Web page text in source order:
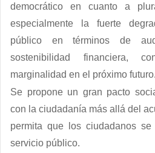
democrático en cuanto a
especialmente la fuerte
público en términos de
sostenibilidad financiera,
marginalidad en el próximo futuro.
Se propone un gran pacto
con la ciudadanía más allá del
permita que los ciudadanos
servicio público.